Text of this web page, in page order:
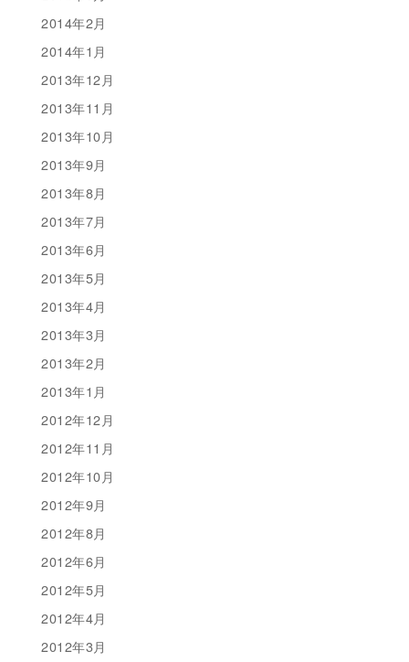
2014年2月
2014年1月
2013年12月
2013年11月
2013年10月
2013年9月
2013年8月
2013年7月
2013年6月
2013年5月
2013年4月
2013年3月
2013年2月
2013年1月
2012年12月
2012年11月
2012年10月
2012年9月
2012年8月
2012年6月
2012年5月
2012年4月
2012年3月